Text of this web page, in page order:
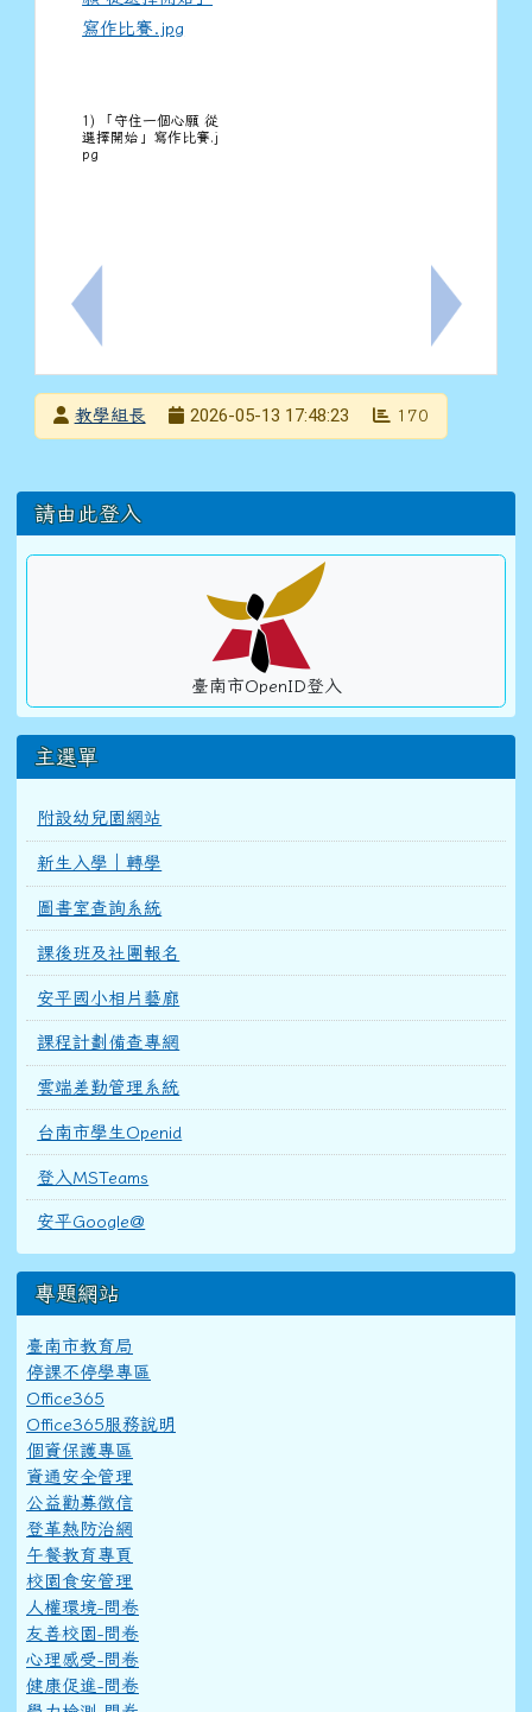
上一筆：檢送教育部「115學年度『藝起來尋美』推動
1) 「守住一個心願 從
選擇開始」寫作比賽.j
pg
下一筆：
發布者教學組長
2026-05-13 17:48:23 170
左邊區域內容
請由此登入
臺南市OpenID登入
主選單
附設幼兒園網站
新生入學｜轉學
圖書室查詢系統
課後班及社團報名
安平國小相片藝廊
課程計劃備查專網
雲端差勤管理系統
台南市學生Openid
登入MSTeams
安平Google@
專題網站
臺南市教育局
停課不停學專區
Office365
Office365服務說明
個資保護專區
資通安全管理
公益勸募徵信
登革熱防治網
午餐教育專頁
校園食安管理
人權環境-問卷
友善校園-問卷
心理感受-問卷
健康促進-問卷